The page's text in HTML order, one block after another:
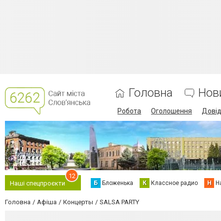
Головна
Робота Оголошення
Наші спецпроєкти
12
Б Бложенька К Классное радио Н
Головна Афіша Концерты SALSA PARTY